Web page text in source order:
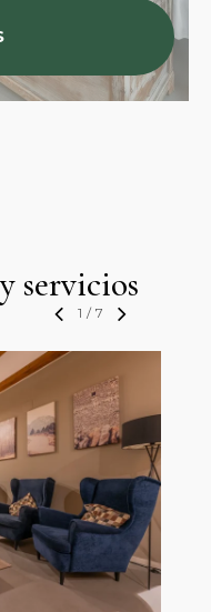
servicios
1 / 7